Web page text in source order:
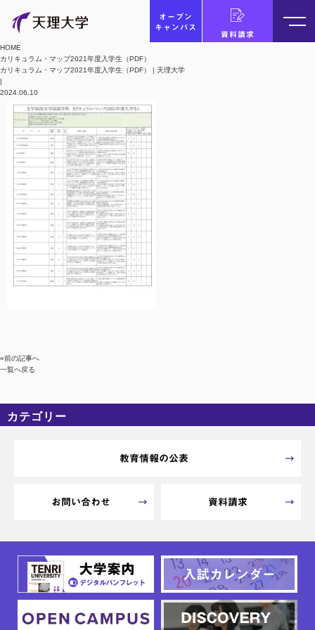
オープン
キャンパス
資料請求
HOME
カリキュラム・マップ2021年度入学生（PDF）
カリキュラム・マップ2021年度入学生（PDF） | 天理大学
|
2024.06.10
«前の記事へ
一覧へ戻る
カテゴリー
教育情報の公表
お問い合わせ 資料請求